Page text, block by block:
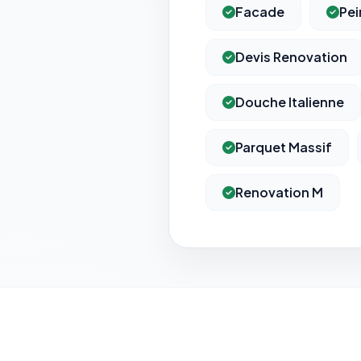
Facade
Devis Renovation
Douche Italienne
Parquet Massif
Renovation M